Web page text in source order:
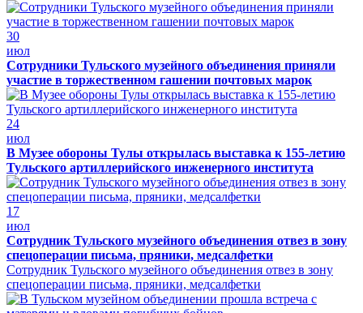
30
июл
Сотрудники Тульского музейного объединения приняли
участие в торжественном гашении почтовых марок
24
июл
В Музее обороны Тулы открылась выставка к 155-летию
Тульского артиллерийского инженерного института
17
июл
Сотрудник Тульского музейного объединения отвез в зону
спецоперации письма, пряники, медсалфетки
Сотрудник Тульского музейного объединения отвез в зону
спецоперации письма, пряники, медсалфетки